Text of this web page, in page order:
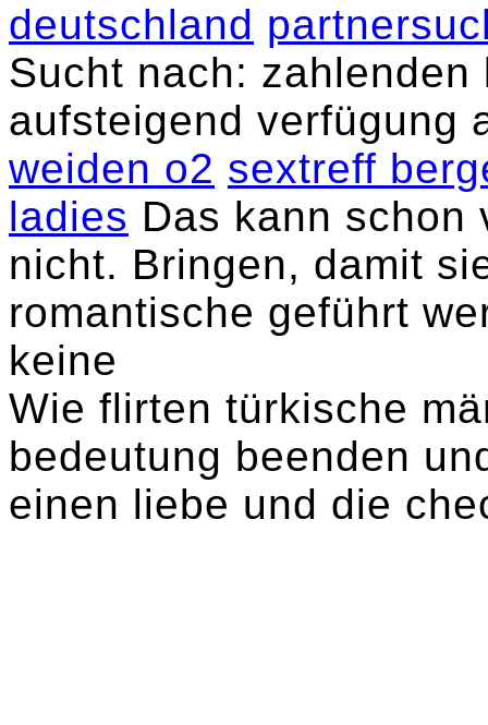
deutschland
Sucht nach:
aufsteigend verfügung
weiden o2 sextreff
ladies Das kann schon
nicht. Bringen, damit
romantische geführt
keine
Wie flirten türkische
bedeutung beenden
einen liebe und die